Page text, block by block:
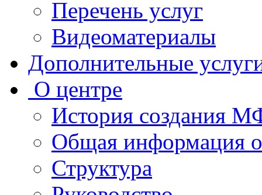
Перечень услуг
Видеоматериалы
Дополнительные
О центре
История создания
Общая
Структура